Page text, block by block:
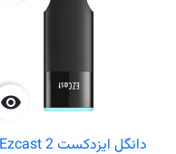

دانگل ایزدکست Ezcast 2